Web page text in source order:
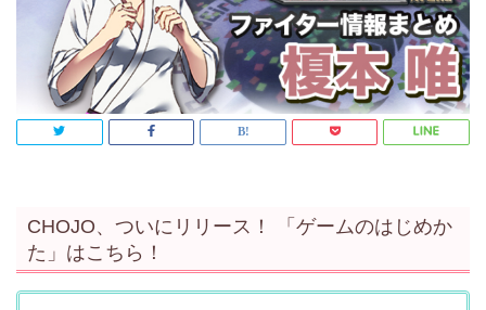
CHOJO、ついにリリース！ 「ゲームのはじめか
た」はこちら！